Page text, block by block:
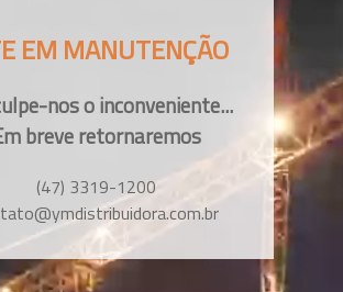
EM MANUTENÇÃO
nos o inconveniente...
breve retornaremos
(47) 3319-1200